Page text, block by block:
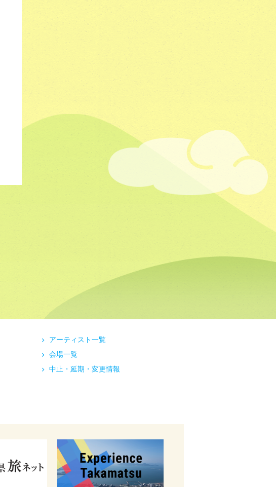
アーティスト一覧
会場一覧
中止・延期・変更情報